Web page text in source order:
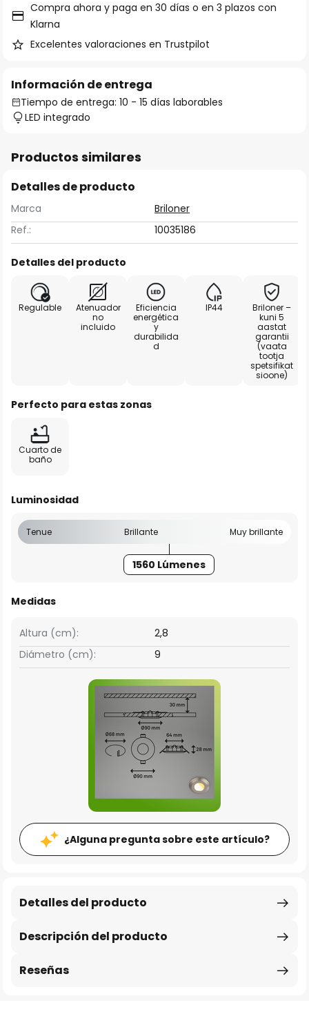
Compra ahora y paga en 30 días o en 3 plazos con
Klarna
Excelentes valoraciones en Trustpilot
Información de entrega
Tiempo de entrega: 10 - 15 días laborables
LED integrado
Productos similares
Detalles de producto
Marca
Briloner
Ref.:
10035186
Detalles del producto
Regulable
Atenuador
no
incluido
Eficiencia
energética
y
durabilida
d
IP44
Briloner –
kuni 5
aastat
garantii
(vaata
tootja
spetsifikat
sioone)
Perfecto para estas zonas
Cuarto de
baño
Luminosidad
Tenue Brillante Muy brillante
1560 Lúmenes
Medidas
Altura (cm):
2,8
Diámetro (cm):
9
¿Alguna pregunta sobre este artículo?
Descripción del producto
Detalles del producto
Reseñas